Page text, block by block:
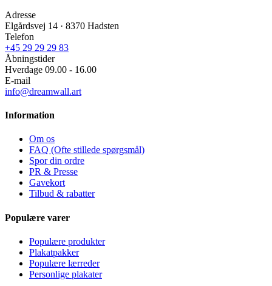
Adresse
Elgårdsvej 14 · 8370 Hadsten
Telefon
+45 29 29 29 83
Åbningstider
Hverdage 09.00 - 16.00
E-mail
info@dreamwall.art
Information
Om os
FAQ (Ofte stillede spørgsmål)
Spor din ordre
PR & Presse
Gavekort
Tilbud & rabatter
Populære varer
Populære produkter
Plakatpakker
Populære lærreder
Personlige plakater